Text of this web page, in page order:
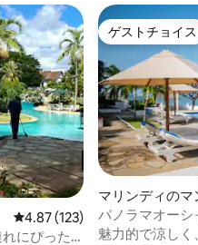
レビュー123件、5つ星中4.87
4.87 (123)
にぴった
ゲストチョイス
ゲストチョイス
マリンディのマ
パート
パノラマオー
ウス、プール
魅力的で涼し